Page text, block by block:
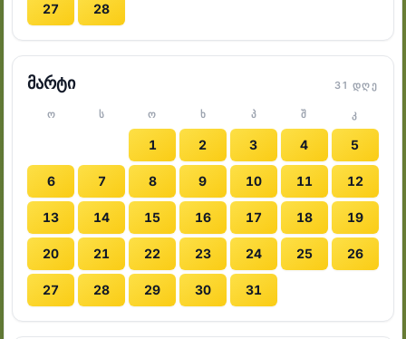
27 28
მარტი 31 ᲓᲦᲔ
Ო Ს Ო Ხ Პ Შ Კ
1 2 3 4 5
6 7 8 9 10 11 12
13 14 15 16 17 18 19
20 21 22 23 24 25 26
27 28 29 30 31